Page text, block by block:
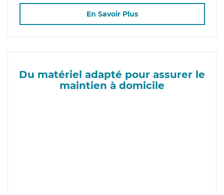
En Savoir Plus
Du matériel adapté pour assurer le
maintien à domicile